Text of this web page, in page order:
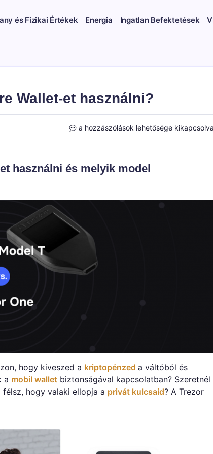
és Fizikai Értékek Energia Ingatlan Befektetések
Wallet-et használni?
Miért
Hardware
használni?
a hozzászólások lehetősége
használni és melyik model
hogy kiveszed a kriptopénzed a váltóból és
a mobil wallet biztonságával kapcsolatban? Szeretnél
félsz, hogy valaki ellopja a privát kulcsaid? A Trezor